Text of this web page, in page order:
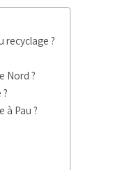
recyclage ?
Nord ?
à Pau ?